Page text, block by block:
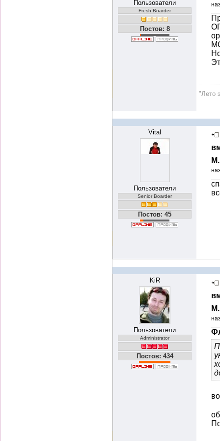
Пользователи
Fresh Boarder
Постов: 8
"Лето
Vital
Пользователи
Senior Boarder
Постов: 45
KiR
Пользователи
Administrator
Постов: 434